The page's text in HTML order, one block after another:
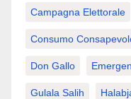
Campagna Elettorale
Consumo
Don Gallo
Gulala Salih